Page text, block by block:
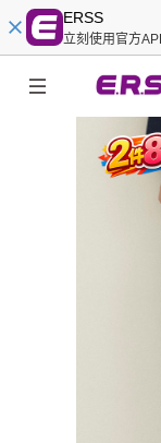
ERSS
立刻使用官方